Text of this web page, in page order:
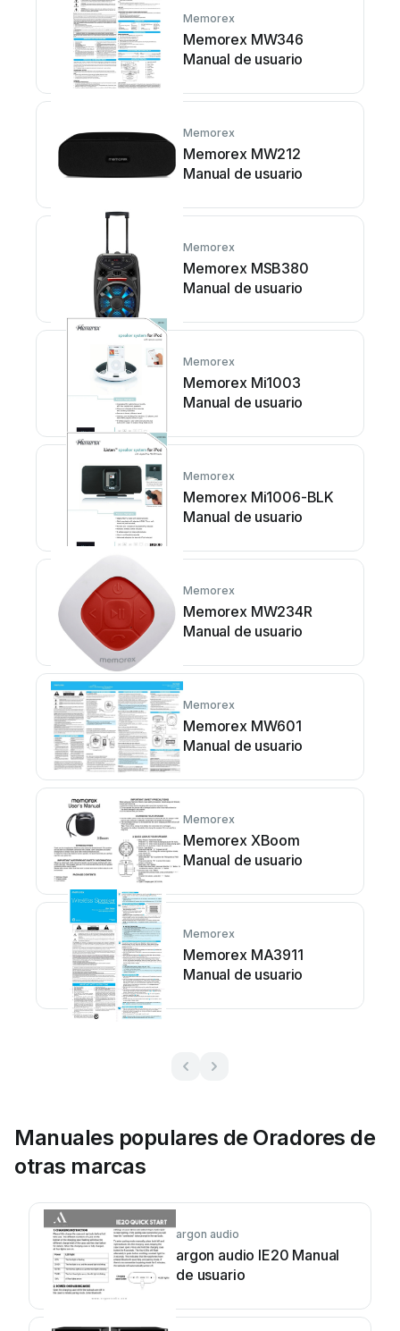
Memorex
Memorex MW346
Manual de usuario
Memorex
Memorex MW212
Manual de usuario
Memorex
Memorex MSB380
Manual de usuario
Memorex
Memorex Mi1003
Manual de usuario
Memorex
Memorex Mi1006-BLK
Manual de usuario
Memorex
Memorex MW234R
Manual de usuario
Memorex
Memorex MW601
Manual de usuario
Memorex
Memorex XBoom
Manual de usuario
Memorex
Memorex MA3911
Manual de usuario
Manuales populares de Oradores de
otras marcas
argon audio
argon audio IE20 Manual
de usuario